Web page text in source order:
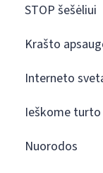
STOP šešėliui
Krašto
Interneto
Ieškome turto
Nuorodos